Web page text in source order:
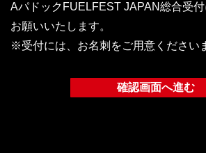
AパドックFUELFEST JAPAN総合受
お願いいたします。
※受付には、お名刺をご用意ください